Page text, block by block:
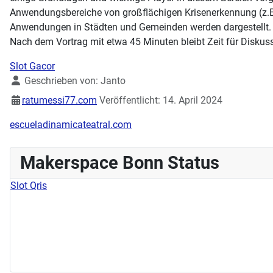
Anwendungsbereiche von großflächigen Krisenerkennung
Anwendungen in Städten und Gemeinden werden dargestellt.
Nach dem Vortrag mit etwa 45 Minuten bleibt Zeit für
Slot Gacor
DetailsGeschrieben von: Janto
ratumessi77.com Veröffentlicht: 14. April 2024
escueladinamicateatral.com
Makerspace Bonn Status
Slot Qris